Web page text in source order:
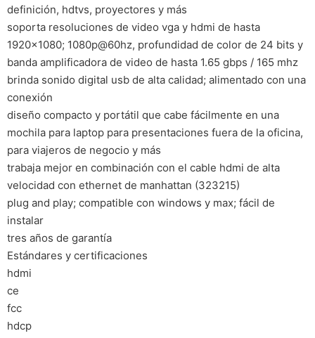
definición, hdtvs, proyectores y más
soporta resoluciones de video vga y hdmi de hasta
1920×1080; 1080p@60hz, profundidad de color de 24 bits y
banda amplificadora de video de hasta 1.65 gbps / 165 mhz
brinda sonido digital usb de alta calidad; alimentado con una
conexión
diseño compacto y portátil que cabe fácilmente en una
mochila para laptop para presentaciones fuera de la oficina,
para viajeros de negocio y más
trabaja mejor en combinación con el cable hdmi de alta
velocidad con ethernet de manhattan (323215)
plug and play; compatible con windows y max; fácil de
instalar
tres años de garantía
Estándares y certificaciones
hdmi
ce
fcc
hdcp